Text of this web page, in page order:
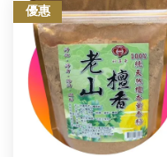
優惠